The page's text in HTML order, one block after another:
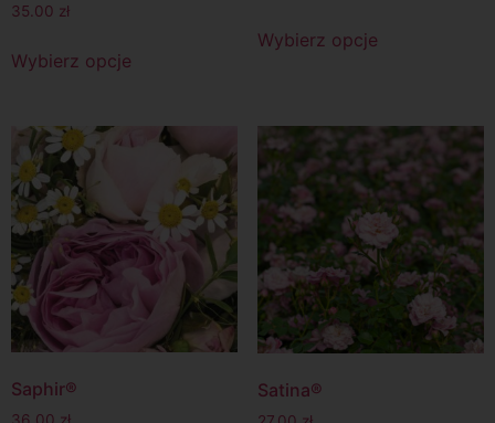
35.00 zł
Wybierz opcje
Wybierz opcje
Saphir® Satina®